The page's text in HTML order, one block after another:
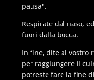
pausa".
Respirate dal naso,
fuori dalla bocca.
In fine, dite al vostro
per raggiungere il
potreste fare la fine